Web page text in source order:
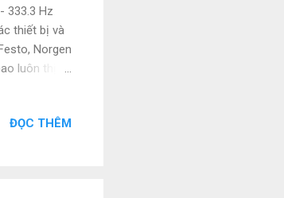
333.3 Hz
thiết bị và
Norgen
luôn thị
toán
ĐỌC THÊM